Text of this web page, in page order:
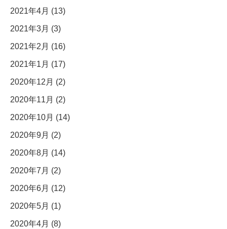
2021年4月 (13)
2021年3月 (3)
2021年2月 (16)
2021年1月 (17)
2020年12月 (2)
2020年11月 (2)
2020年10月 (14)
2020年9月 (2)
2020年8月 (14)
2020年7月 (2)
2020年6月 (12)
2020年5月 (1)
2020年4月 (8)